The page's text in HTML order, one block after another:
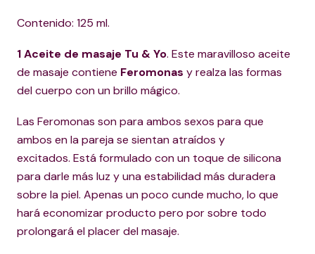
Contenido: 125 ml.
1 Aceite de masaje Tu & Yo. Este maravilloso aceite
de masaje contiene Feromonas y realza las formas
del cuerpo con un brillo mágico.
Las Feromonas son para ambos sexos para que
ambos en la pareja se sientan atraídos y
excitados. Está formulado con un toque de silicona
para darle más luz y una estabilidad más duradera
sobre la piel. Apenas un poco cunde mucho, lo que
hará economizar producto pero por sobre todo
prolongará el placer del masaje.